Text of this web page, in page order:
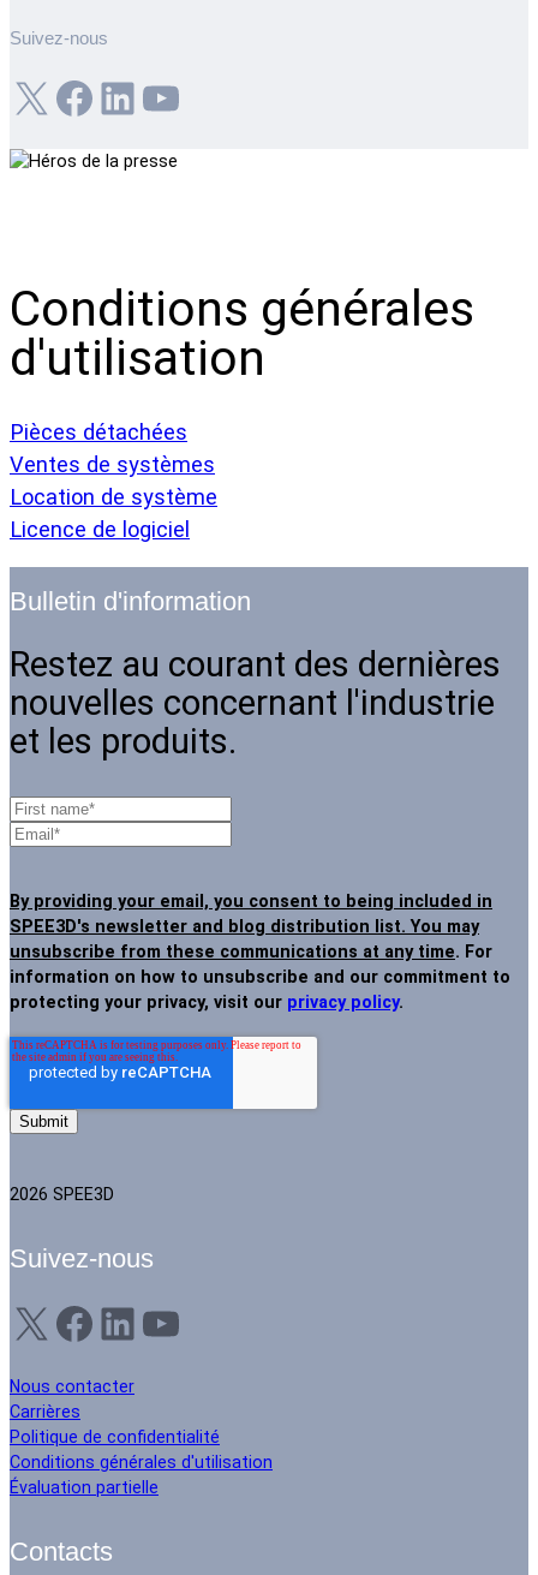
Suivez-nous
X Facebook LinkedIn YouTube
Conditions générales
d'utilisation
Pièces détachées
Ventes de systèmes
Location de système
Licence de logiciel
Bulletin d'information
Restez au courant des dernières
nouvelles concernant l'industrie
et les produits.
By providing your email, you consent to being included in
SPEE3D's newsletter and blog distribution list. You may
unsubscribe from these communications at any time. For
information on how to unsubscribe and our commitment to
protecting your privacy, visit our privacy policy.
2026 SPEE3D
Suivez-nous
X Facebook LinkedIn YouTube
Nous contacter
Carrières
Politique de confidentialité
Conditions générales d'utilisation
Évaluation partielle
Contacts